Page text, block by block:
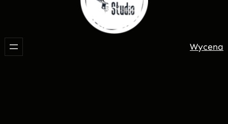
Wycena